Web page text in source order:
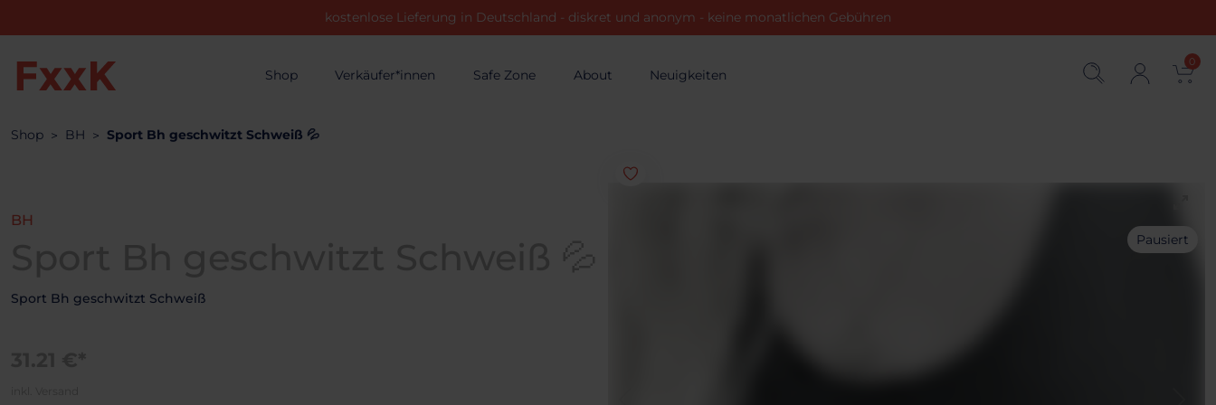
kostenlose Lieferung in Deutschland - diskret und anonym - keine monatlichen Gebühren
Shop Verkäufer*innen Safe Zone About Neuigkeiten
0
Shop BH Sport Bh geschwitzt Schweiß 💦
Pausiert
BH
Sport Bh geschwitzt Schweiß